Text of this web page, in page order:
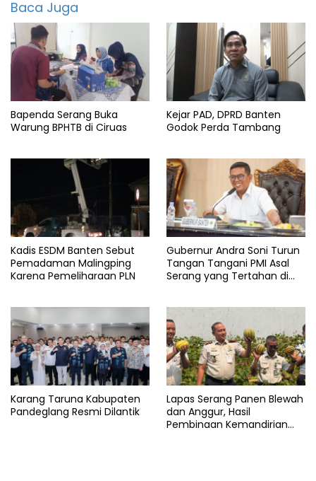
kurban
Info
Idul
Adha
Kota
Cilegon
Pemkot
cilegon
Baca Juga
Bapenda Serang Buka
Warung BPHTB di Ciruas
Kejar PAD, DPRD Banten
Godok Perda Tambang
Kadis ESDM Banten Sebut
Pemadaman Malingping
Karena Pemeliharaan PLN
Gubernur Andra Soni Turun
Tangan Tangani PMI Asal
Serang yang Tertahan di
Karang Taruna Kabupaten
Pandeglang Resmi Dilantik
Lapas Serang Panen Blewah
dan Anggur, Hasil
Pembinaan Kemandirian